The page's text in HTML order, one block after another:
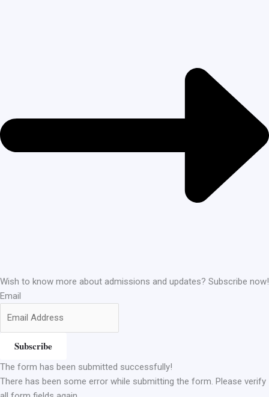
Wish to know more about admissions and updates? Subscribe now!
Email
Subscribe
The form has been submitted successfully!
There has been some error while submitting the form. Please verify